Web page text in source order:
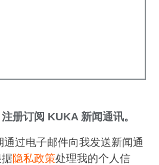
册订阅 KUKA 新闻通讯。
过电子邮件向我发送新闻通
隐私政策处理我的个人信